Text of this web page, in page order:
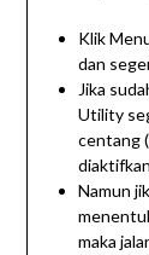
Klik
dan
Jika
Utility
centang
Namun
maka